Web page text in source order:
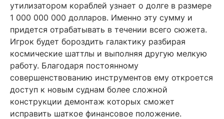
утилизатором кораблей узнает о долге в размере
1 000 000 000 долларов. Именно эту сумму и
придется отрабатывать в течении всего сюжета.
Игрок будет бороздить галактику разбирая
космические шаттлы и выполняя другую мелкую
работу. Благодаря постоянному
совершенствованию инструментов ему откроется
доступ к новым суднам более сложной
конструкции демонтаж которых сможет
исправить шаткое финансовое положение.